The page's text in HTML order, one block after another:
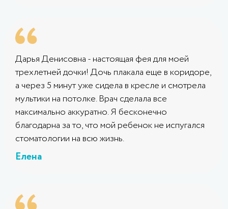
Дарья Денисовна - настоящая фея для моей
трехлетней дочки! Дочь плакала еще в коридоре,
а через 5 минут уже сидела в кресле и смотрела
мультики на потолке. Врач сделала все
максимально аккуратно. Я бесконечно
благодарна за то, что мой ребенок не испугался
стоматологии на всю жизнь.
Елена